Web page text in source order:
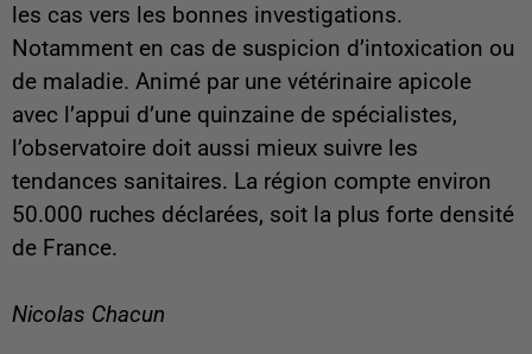
les cas vers les bonnes investigations.
Notamment en cas de suspicion d’intoxication ou
de maladie. Animé par une vétérinaire apicole
avec l’appui d’une quinzaine de spécialistes,
l’observatoire doit aussi mieux suivre les
tendances sanitaires. La région compte environ
50.000 ruches déclarées, soit la plus forte densité
de France.
Nicolas Chacun